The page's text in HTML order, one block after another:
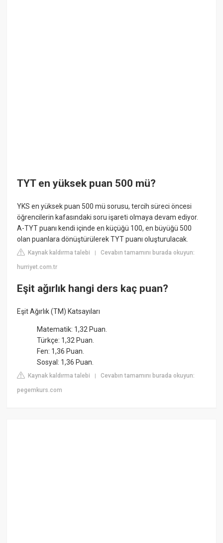
TYT en yüksek puan 500 mü?
YKS en yüksek puan 500 mü sorusu, tercih süreci öncesi
öğrencilerin kafasındaki soru işareti olmaya devam ediyor.
A-TYT puanı kendi içinde en küçüğü 100, en büyüğü 500
olan puanlara dönüştürülerek TYT puanı oluşturulacak.
Kaynak kaldırma talebi |Cevabın tamamını burada okuyun:
hurriyet.com.tr
Eşit ağırlık hangi ders kaç puan?
Eşit Ağırlık (TM) Katsayıları
Matematik: 1,32 Puan.
Türkçe: 1,32 Puan.
Fen: 1,36 Puan.
Sosyal: 1,36 Puan.
Kaynak kaldırma talebi |Cevabın tamamını burada okuyun:
pegemkurs.com